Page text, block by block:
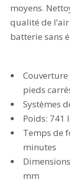
moyens.
qualité de
batterie sans
pieds
Systèmes
Poids: 741
Temps de
minutes
mm